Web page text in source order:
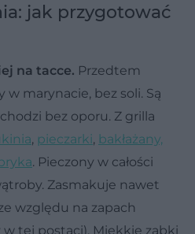
jak przygotować
na tacce. Przedtem
w marynacie, bez soli. Są
bez oporu. Z grilla
, pieczarki, bakłażany,
. Pieczony w całości
Zasmakuje nawet
względu na zapach
tej postaci). Miękkie ząbki